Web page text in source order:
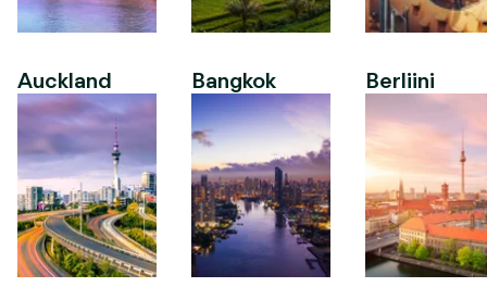
Auckland Bangkok Berliini